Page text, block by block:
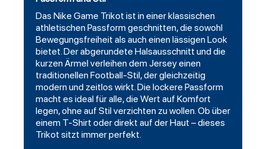
Das Nike Game Trikot ist in einer klassischen
athletischen Passform geschnitten, die sowohl
Bewegungsfreiheit als auch einen lässigen Look
bietet. Der abgerundete Halsausschnitt und die
kurzen Ärmel verleihen dem Jersey einen
traditionellen Football-Stil, der gleichzeitig
modern und zeitlos wirkt. Die lockere Passform
macht es ideal für alle, die Wert auf Komfort
legen, ohne auf Stil verzichten zu wollen. Ob über
einem T-Shirt oder direkt auf der Haut – dieses
Trikot sitzt immer perfekt.